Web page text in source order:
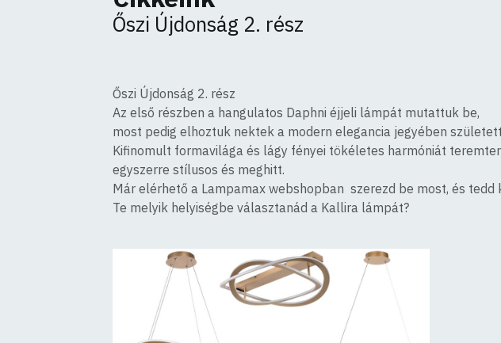
Őszi Újdonság 2. rész
Őszi Újdonság 2. rész
Az első részben a hangulatos Daphni éjjeli lámpát mutattuk be,
most pedig elhoztuk nektek a modern elegancia jegyében
Kifinomult formavilága és lágy fényei tökéletes harmóniát
egyszerre stílusos és meghitt.
Már elérhető a Lampamax webshopban szerezd be most, és tedd
Te melyik helyiségbe választanád a Kallira lámpát?